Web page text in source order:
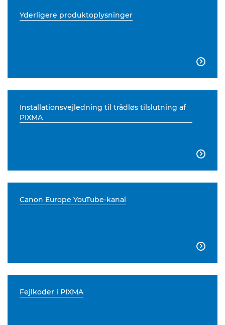
Yderligere produktoplysninger

Installationsvejledning til trådløs tilslutning af
PIXMA

Canon Europe YouTube-kanal

Fejlkoder i PIXMA